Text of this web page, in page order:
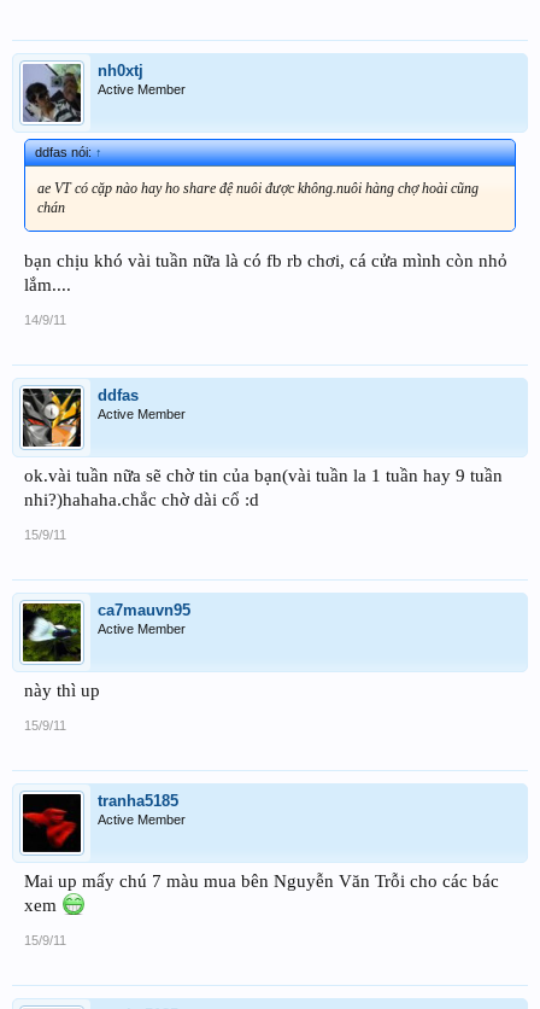
nh0xtj
Active Member
ddfas nói:↑
ae VT có cặp nào hay ho share đệ nuôi được không.nuôi hàng chợ hoài cũng
chán
bạn chịu khó vài tuần nữa là có fb rb chơi, cá cửa mình còn nhỏ
lắm....
14/9/11
ddfas
Active Member
ok.vài tuần nữa sẽ chờ tin của bạn(vài tuần la 1 tuần hay 9 tuần
nhi?)hahaha.chắc chờ dài cổ :d
15/9/11
ca7mauvn95
Active Member
này thì up
15/9/11
tranha5185
Active Member
Mai up mấy chú 7 màu mua bên Nguyễn Văn Trỗi cho các bác
xem
15/9/11